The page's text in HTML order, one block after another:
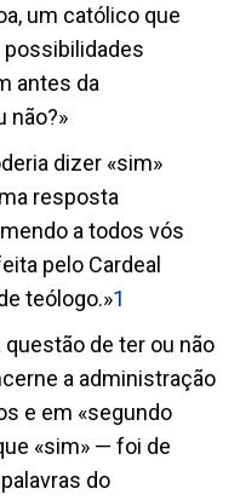
um católico que
antes da
não?»
dizer «sim»
resposta
a todos vós
pelo Cardeal
teólogo.»1
de ter ou não
a administração
e em «segundo
«sim» — foi de
do